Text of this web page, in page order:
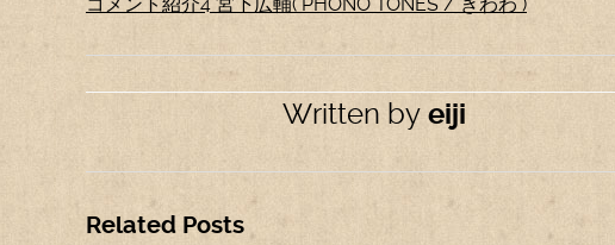
Written by eiji
Related Posts